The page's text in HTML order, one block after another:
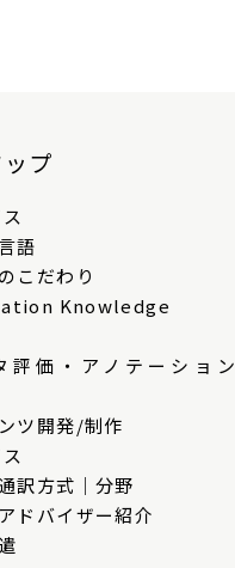
プ
語
こだわり
Knowledge
価・アノテーション
ツ開発/制作
訳方式｜分野
ドバイザー紹介